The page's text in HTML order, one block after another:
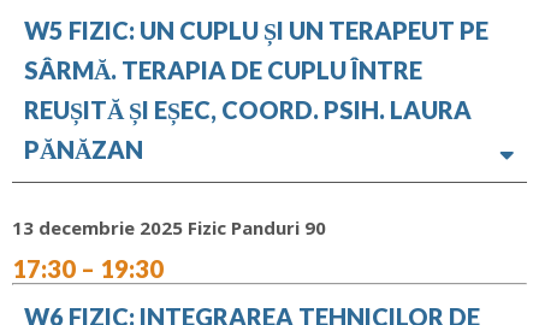
W5 FIZIC: UN CUPLU ȘI UN TERAPEUT PE
SÂRMĂ. TERAPIA DE CUPLU ÎNTRE
REUȘITĂ ȘI EȘEC, COORD. PSIH. LAURA
PĂNĂZAN
13 decembrie 2025 Fizic Panduri 90
17:30 – 19:30
W6 FIZIC: INTEGRAREA TEHNICILOR DE